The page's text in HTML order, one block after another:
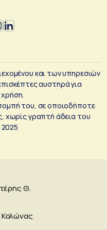
και των υπηρεσιών
αυστηρά για
του, σε οποιοδήποτε
χωρίς γραπτή άδεια του
Θ.